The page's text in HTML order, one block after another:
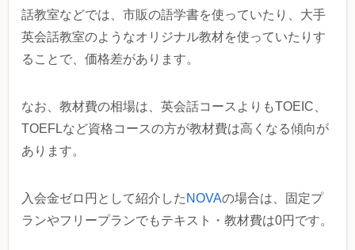
話教室などでは、市販の語学書を使っていたり、大手
英会話教室のようなオリジナル教材を使っていたりす
ることで、価格差があります。
なお、教材費の相場は、英会話コースよりもTOEIC、
TOEFLなど資格コースの方が教材費は高くなる傾向が
あります。
入会金ゼロ円として紹介した NOVAの場合は、固定プ
ランやフリープランでもテキスト・教材費は0円です。